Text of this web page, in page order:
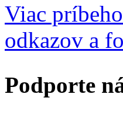
Viac
odkazov a
Podporte